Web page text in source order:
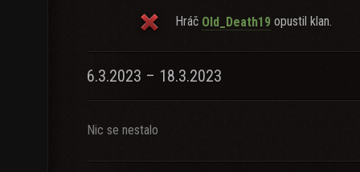
Hráč Old_Death19 opustil klan.
6.3.2023 – 18.3.2023
Nic se nestalo